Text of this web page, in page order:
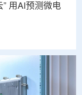
” 用AI预测微电